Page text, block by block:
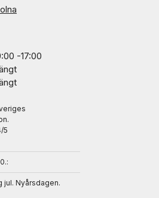
-17:00
5
jul. Nyårsdagen.